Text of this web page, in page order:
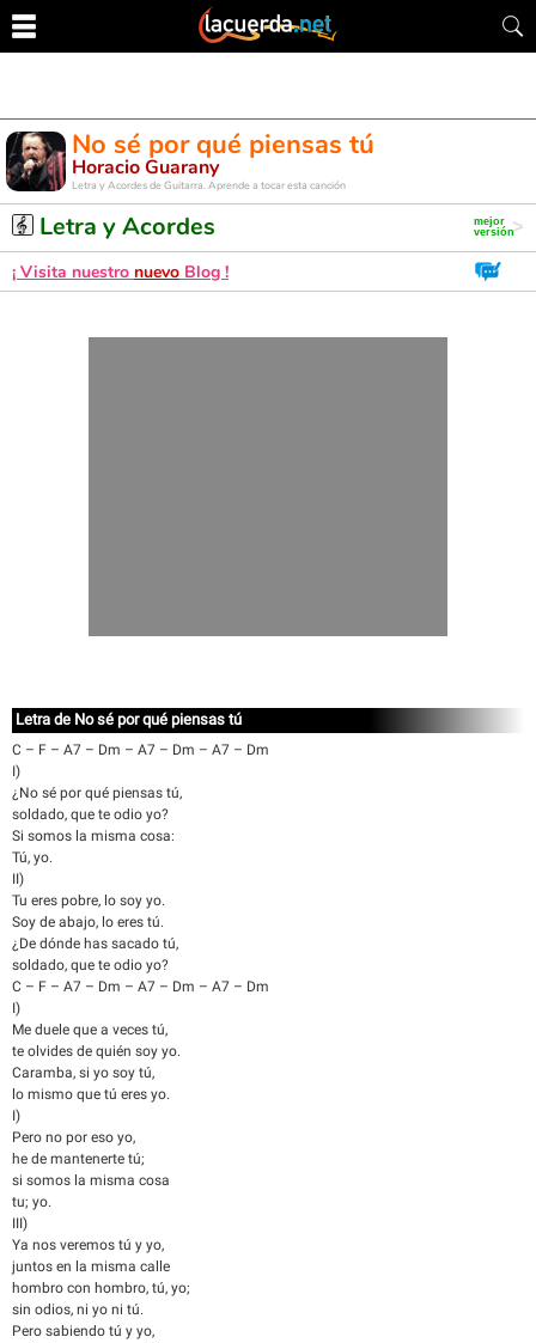
No sé por qué piensas tú
Horacio Guarany
Letra y Acordes de Guitarra. Aprende a tocar esta canción
Letra y Acordes
¡ Visita nuestro nuevo Blog !
Letra de No sé por qué piensas tú
C – F – A7 – Dm – A7 – Dm – A7 – Dm
I)
¿No sé por qué piensas tú,
soldado, que te odio yo?
Si somos la misma cosa:
Tú, yo.
II)
Tu eres pobre, lo soy yo.
Soy de abajo, lo eres tú.
¿De dónde has sacado tú,
soldado, que te odio yo?
C – F – A7 – Dm – A7 – Dm – A7 – Dm
I)
Me duele que a veces tú,
te olvides de quién soy yo.
Caramba, si yo soy tú,
lo mismo que tú eres yo.
I)
Pero no por eso yo,
he de mantenerte tú;
si somos la misma cosa
tu; yo.
III)
Ya nos veremos tú y yo,
juntos en la misma calle
hombro con hombro, tú, yo;
sin odios, ni yo ni tú.
Pero sabiendo tú y yo,